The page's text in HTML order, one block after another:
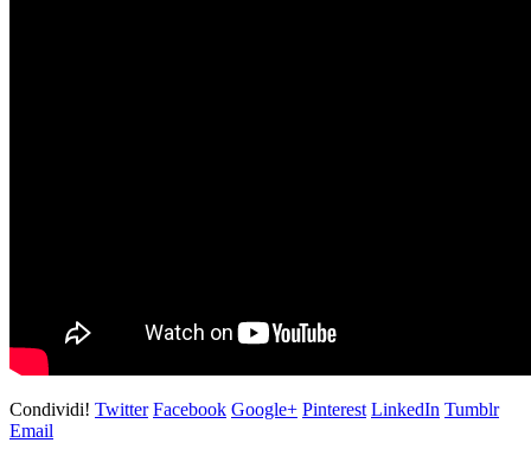
Condividi! Twitter Facebook Google+ Pinterest LinkedIn Tumblr
Email